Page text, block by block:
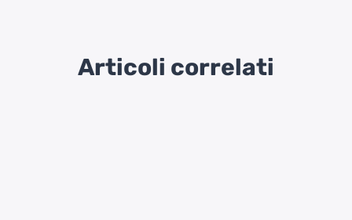
Articoli correlati